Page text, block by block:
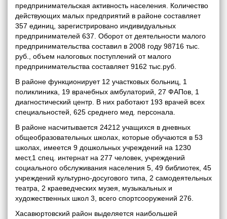
предпринимательская активность населения. Количество
действующих малых предприятий в районе составляет
357 единиц, зарегистрировано индивидуальных
предпринимателей 637. Оборот от деятельности малого
предпринимательства составил в 2008 году 98716 тыс.
руб., объем налоговых поступлений от малого
предпринимательства составляет 9162 тыс.руб.
В районе функционирует 12 участковых больниц, 1
поликлиника, 19 врачебных амбулаторий, 27 ФАПов, 1
диагностический центр. В них работают 193 врачей всех
специальностей, 625 среднего мед. персонала.
В районе насчитывается 24212 учащихся в дневных
общеобразовательных школах, которые обучаются в 53
школах, имеется 9 дошкольных учреждений на 1230
мест,1 спец. интернат на 277 человек, учреждений
социального обслуживания населения 5, 49 библиотек, 45
учреждений культурно-досугового типа, 2 самодеятельных
театра, 2 краеведческих музея, музыкальных и
художественных школ 3, всего спортсооружений 276.
Хасавюртовский район выделяется наибольшей